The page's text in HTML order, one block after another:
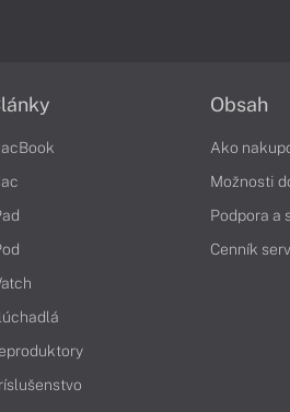
Obsah
Ako
Možnosti
Podpora a
Cenník